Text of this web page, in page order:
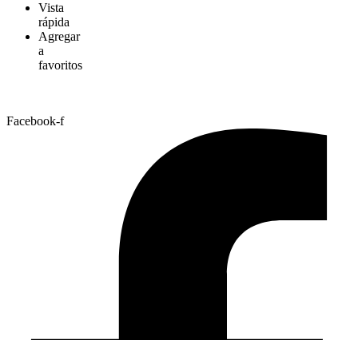
Vista
rápida
Agregar
a
favoritos
Facebook-f